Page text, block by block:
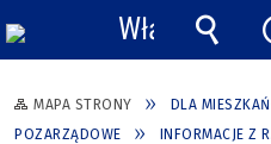
MAPA STRONY DLA
POZARZĄDOWE
INFORMACJE Z
Włącz